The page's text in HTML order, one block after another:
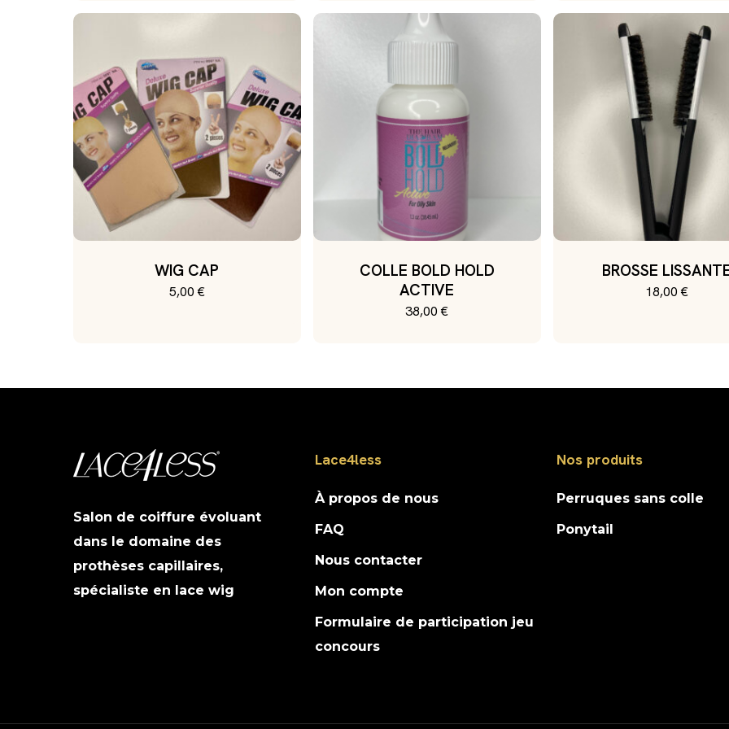
WIG CAP
5,00€
variations.
peuvent
choisies
sur
la
page
COLLE BOLD HOLD
ACTIVE
38,00€
BROSSE
18,00€
Salon de coiffure évoluant
dans le domaine des
prothèses capillaires,
spécialiste en lace wig
Lace4less
À propos de nous
FAQ
Nous contacter
Mon compte
Formulaire de participation jeu
concours
Nos produits
Perruques sans colle
Ponytail